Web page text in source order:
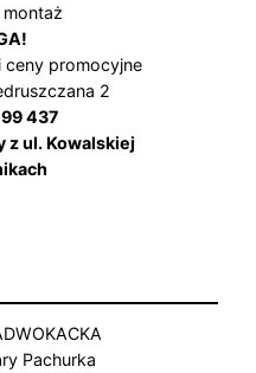
ceny promocyjne
2
437
z ul. Kowalskiej
Pachurka